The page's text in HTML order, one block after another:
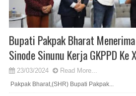
Bupati Pakpak Bharat
Sinode Sinunu Kerja GKPPD Ke
23/03/2024 Read More...
Pakpak Bharat,(SHR) Bupati Pakpak...